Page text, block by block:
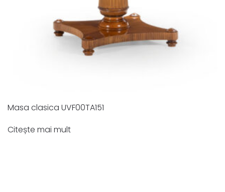
Masa clasica UVF00TA151
Citește mai mult